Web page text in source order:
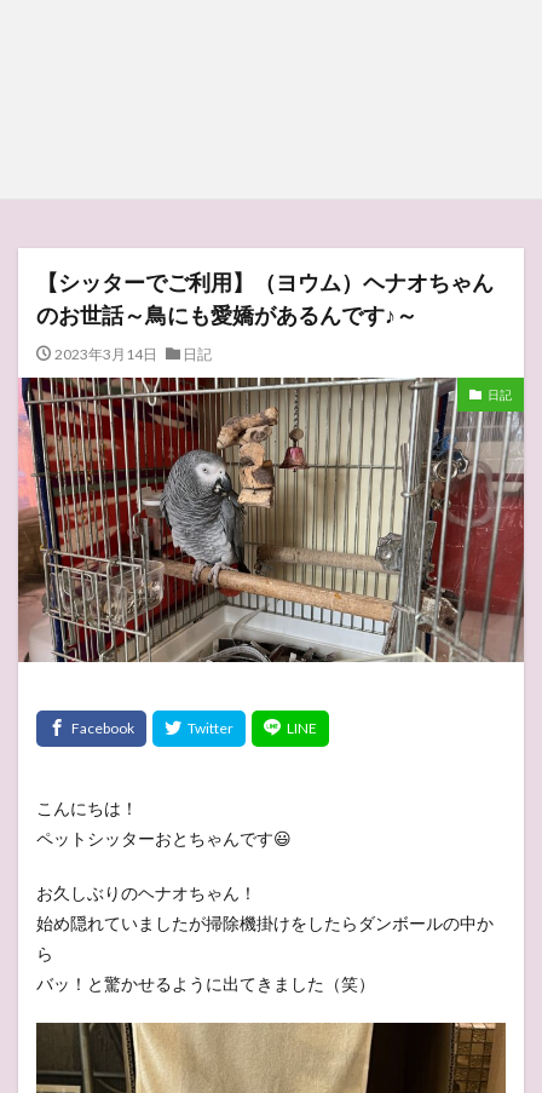
【シッターでご利用】（ヨウム）ヘナオちゃん
のお世話～鳥にも愛嬌があるんです♪～
2023年3月14日 日記
日記
こんにちは！
ペットシッターおとちゃんです😃
お久しぶりのヘナオちゃん！
始め隠れていましたが掃除機掛けをしたらダンボールの中か
ら
バッ！と驚かせるように出てきました（笑）